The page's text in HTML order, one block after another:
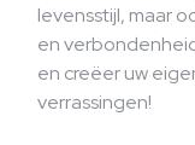
levensstijl, maar
en
en creëer uw
verrassingen!